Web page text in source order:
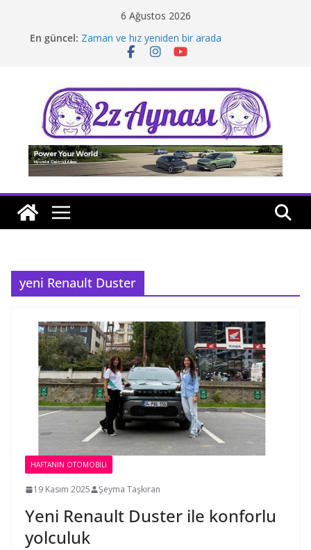
6 Ağustos 2026
En güncel: Zaman ve hız yeniden bir arada
Borusan Next Bodrum’da açıldı
Tatil rotasında test sürüşü
yeni Renault Duster
HAFTANIN OTOMOBILI
19 Kasım 2025 Şeyma Taşkıran
Yeni Renault Duster ile konforlu
yolculuk